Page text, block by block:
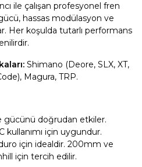
ile çalışan profesyonel fren
hassas modülasyon ve
Her koşulda tutarlı performans
Shimano (Deore, SLX, XT,
Magura, TRP.
doğrudan etkiler.
kullanımı için uygundur.
için idealdir. 200mm ve
için tercih edilir.